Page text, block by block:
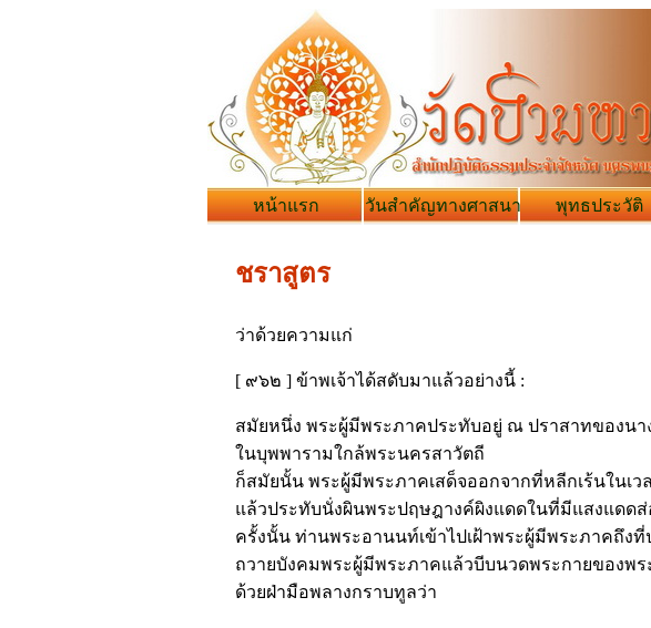
หน้าแรก วันสำคัญทางศาสนา พุทธประวัติ
ชราสูตร
ว่าด้วยความแก่
[ ๙๖๒ ] ข้าพเจ้าได้สดับมาแล้วอย่างนี้ :
สมัยหนึ่ง พระผู้มีพระภาคประทับอยู่ ณ ปราสาทของนา
ในบุพพารามใกล้พระนครสาวัตถี
ก็สมัยนั้น พระผู้มีพระภาคเสด็จออกจากที่หลีกเร้นในเว
แล้วประทับนั่งผินพระปฤษฎางค์ผิงแดดในที่มีแสงแดด
ครั้งนั้น ท่านพระอานนท์เข้าไปเฝ้าพระผู้มีพระภาคถึงที่
ถวายบังคมพระผู้มีพระภาคแล้วบีบนวดพระกายของพ
ด้วยฝ่ามือพลางกราบทูลว่า